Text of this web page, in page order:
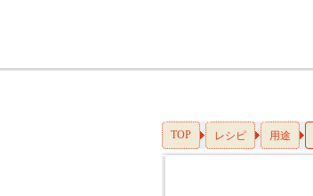
TOP レシピ 用途